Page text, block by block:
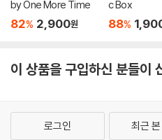
by One More Time
82% 2,900원
c Box
88%
이 상품을 구입하신 분들이
로그인 최근